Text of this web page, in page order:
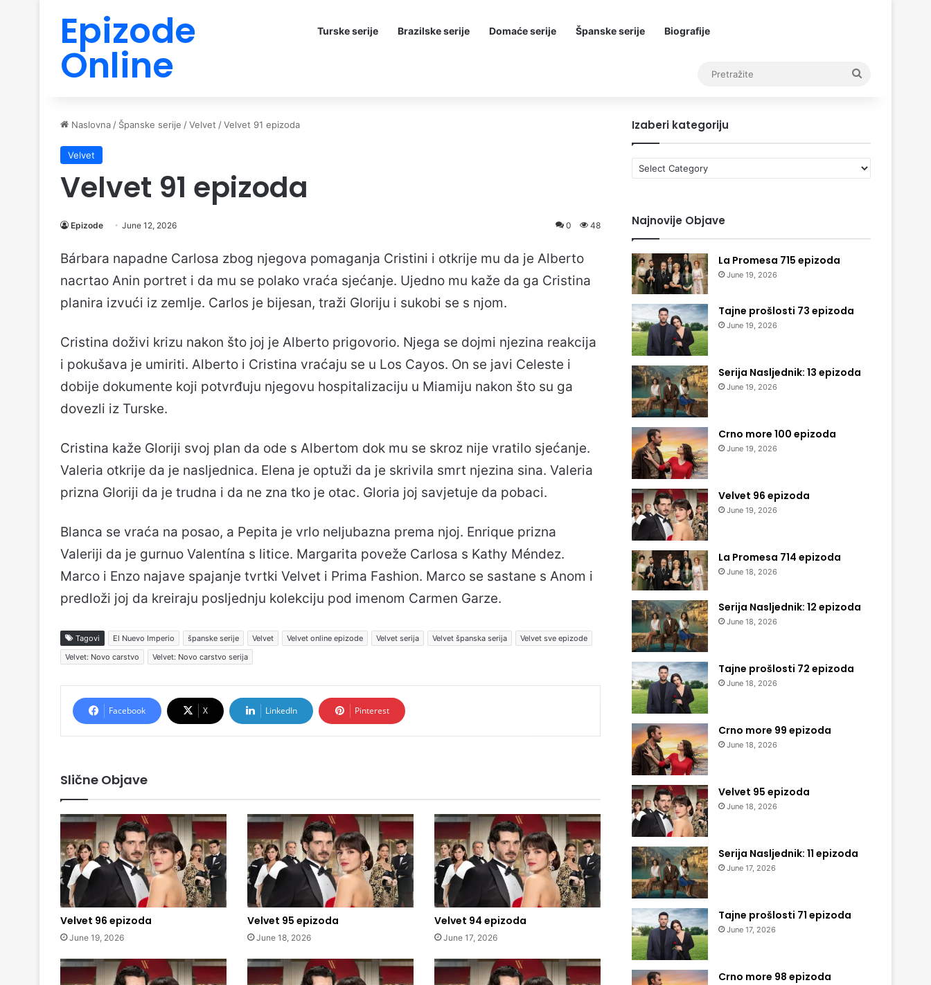
Epizode
Online
Turske serije Brazilske serije Domaće serije Španske serije Biografije
Naslovna / Španske serije /Velvet /Velvet 91 epizoda
Velvet
Velvet 91 epizoda
Epizode June 12, 2026 0 48
Bárbara napadne Carlosa zbog njegova pomaganja Cristini i otkrije mu da je Alberto
nacrtao Anin portret i da mu se polako vraća sjećanje. Ujedno mu kaže da ga Cristina
planira izvući iz zemlje. Carlos je bijesan, traži Gloriju i sukobi se s njom.
Cristina doživi krizu nakon što joj je Alberto prigovorio. Njega se dojmi njezina reakcija
i pokušava je umiriti. Alberto i Cristina vraćaju se u Los Cayos. On se javi Celeste i
dobije dokumente koji potvrđuju njegovu hospitalizaciju u Miamiju nakon što su ga
dovezli iz Turske.
Cristina kaže Gloriji svoj plan da ode s Albertom dok mu se skroz nije vratilo sjećanje.
Valeria otkrije da je nasljednica. Elena je optuži da je skrivila smrt njezina sina. Valeria
prizna Gloriji da je trudna i da ne zna tko je otac. Gloria joj savjetuje da pobaci.
Blanca se vraća na posao, a Pepita je vrlo neljubazna prema njoj. Enrique prizna
Valeriji da je gurnuo Valentína s litice. Margarita poveže Carlosa s Kathy Méndez.
Marco i Enzo najave spajanje tvrtki Velvet i Prima Fashion. Marco se sastane s Anom i
predloži joj da kreiraju posljednju kolekciju pod imenom Carmen Garze.
Tagovi El Nuevo Imperio španske serije Velvet Velvet online epizode Velvet serija Velvet španska serija
Velvet sve epizode
Velvet: Novo carstvo
Velvet: Novo carstvo serija
Facebook X LinkedIn Pinterest
Slične Objave
Velvet 96 epizoda
June 19, 2026
Velvet 95 epizoda
June 18, 2026
Velvet 94 epizoda
June 17, 2026
Izaberi kategoriju
Izaberi
kategoriju
Najnovije Objave
La Promesa 715 epizoda
June 19, 2026
Tajne prošlosti 73 epizoda
June 19, 2026
Serija Nasljednik: 13 epizoda
June 19, 2026
Crno more 100 epizoda
June 19, 2026
Velvet 96 epizoda
June 19, 2026
La Promesa 714 epizoda
June 18, 2026
Serija Nasljednik: 12 epizoda
June 18, 2026
Tajne prošlosti 72 epizoda
June 18, 2026
Crno more 99 epizoda
June 18, 2026
Velvet 95 epizoda
June 18, 2026
Serija Nasljednik: 11 epizoda
June 17, 2026
Tajne prošlosti 71 epizoda
June 17, 2026
Crno more 98 epizoda